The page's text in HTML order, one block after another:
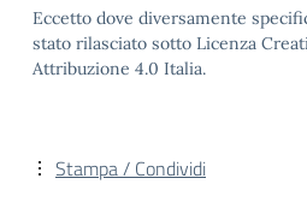
Eccetto dove diversamente
stato rilasciato sotto Licenza
Attribuzione 4.0 Italia.
Stampa / Condividi